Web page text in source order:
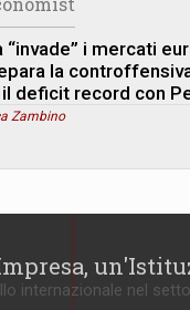
“invade” i mercati
la
deficit record con
Zambino
internazionale nel